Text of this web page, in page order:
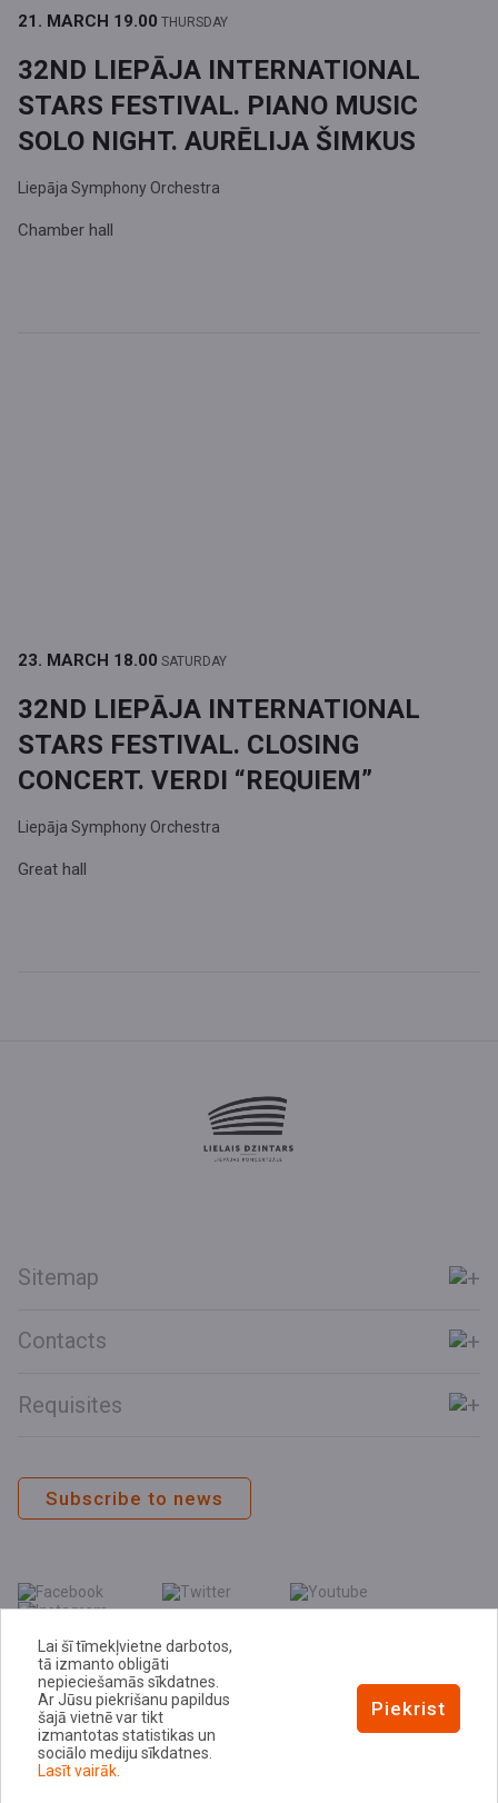
21. MARCH 19.00 THURSDAY
32ND LIEPĀJA INTERNATIONAL
STARS FESTIVAL. PIANO MUSIC
SOLO NIGHT. AURĒLIJA ŠIMKUS
Liepāja Symphony Orchestra
Chamber hall
23. MARCH 18.00 SATURDAY
32ND LIEPĀJA INTERNATIONAL
STARS FESTIVAL. CLOSING
CONCERT. VERDI “REQUIEM”
Liepāja Symphony Orchestra
Great hall
Sitemap
Contacts
Requisites
Subscribe to news
E-address
Privacy Policy
Cookie Policy
Lai šī tīmekļvietne darbotos,
tā izmanto obligāti
nepieciešamās sīkdatnes.
Ar Jūsu piekrišanu papildus
šajā vietnē var tikt
izmantotas statistikas un
sociālo mediju sīkdatnes.
Lasīt vairāk.
Piekrist